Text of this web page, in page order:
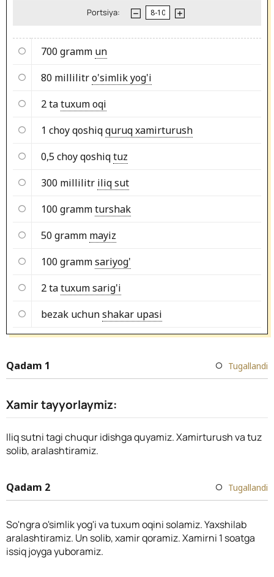
Portsiya:
700 gramm un
80 millilitro'simlik yog'i
2 tatuxum oqi
1 choy qoshiqquruq xamirturush
0,5 choy qoshiqtuz
300 millilitr iliq sut
100 grammturshak
50 gramm mayiz
100 grammsariyog'
2 tatuxum sarig'i
bezak uchunshakar upasi
Qadam 1 Tugallandi
Xamir tayyorlaymiz:
Iliq sutni tagi chuqur idishga quyamiz. Xamirturush va tuz
solib, aralashtiramiz.
Qadam 2 Tugallandi
So'ngra o'simlik yog'i va tuxum oqini solamiz. Yaxshilab
aralashtiramiz. Un solib, xamir qoramiz. Xamirni 1 soatga
issiq joyga yuboramiz.